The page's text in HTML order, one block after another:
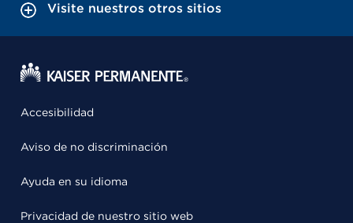
Visite nuestros otros sitios
Accesibilidad
Aviso de no discriminación
Ayuda en su idioma
Privacidad de nuestro sitio web